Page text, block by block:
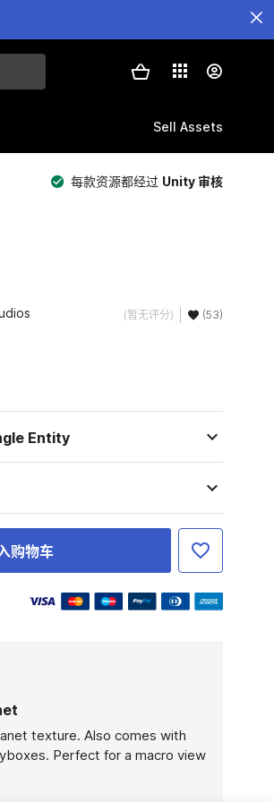
Sell Assets
每款资源都经过 Unity 审核
(暂无评分) (53)
Entity
购物车
texture. Also comes with
Perfect for a macro view